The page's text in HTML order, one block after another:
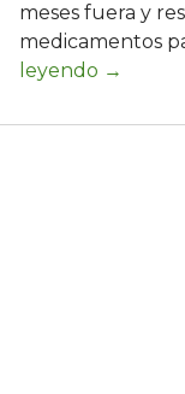
meses fuera y
medicamentos